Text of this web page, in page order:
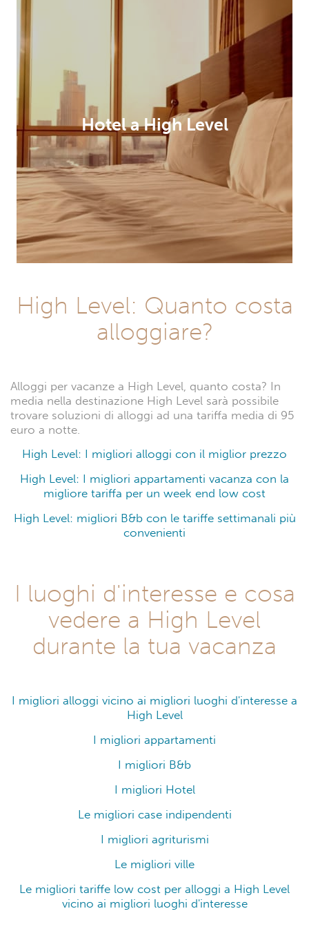
Hotel a High Level
High Level: Quanto costa
alloggiare?
Alloggi per vacanze a High Level, quanto costa? In
media nella destinazione High Level sarà possibile
trovare soluzioni di alloggi ad una tariffa media di 95
euro a notte.
High Level: I migliori alloggi con il miglior prezzo
High Level: I migliori appartamenti vacanza con la
migliore tariffa per un week end low cost
High Level: migliori B&b con le tariffe settimanali più
convenienti
I luoghi d'interesse e cosa
vedere a High Level
durante la tua vacanza
I migliori alloggi vicino ai migliori luoghi d'interesse a
High Level
I migliori appartamenti
I migliori B&b
I migliori Hotel
Le migliori case indipendenti
I migliori agriturismi
Le migliori ville
Le migliori tariffe low cost per alloggi a High Level
vicino ai migliori luoghi d'interesse